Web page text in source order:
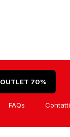
OUTLET 70%
FAQs Contatti